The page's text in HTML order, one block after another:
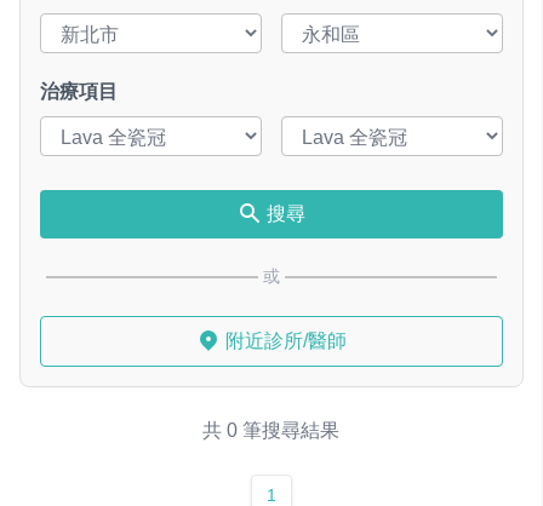
治療項目
搜尋
或
附近診所/醫師
共 0 筆搜尋結果
1